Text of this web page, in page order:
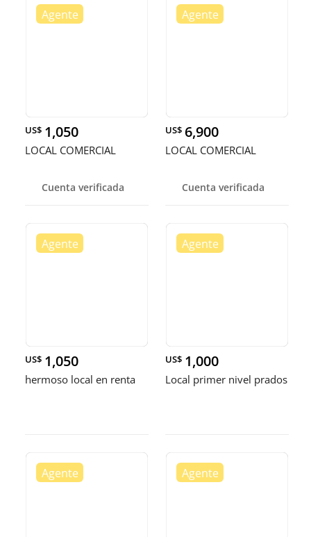
US$ 1,050
LOCAL COMERCIAL
Cuenta verificada
US$ 6,900
LOCAL COMERCIAL
Cuenta verificada
US$ 1,050
hermoso local en renta
US$ 1,000
Local primer nivel prados